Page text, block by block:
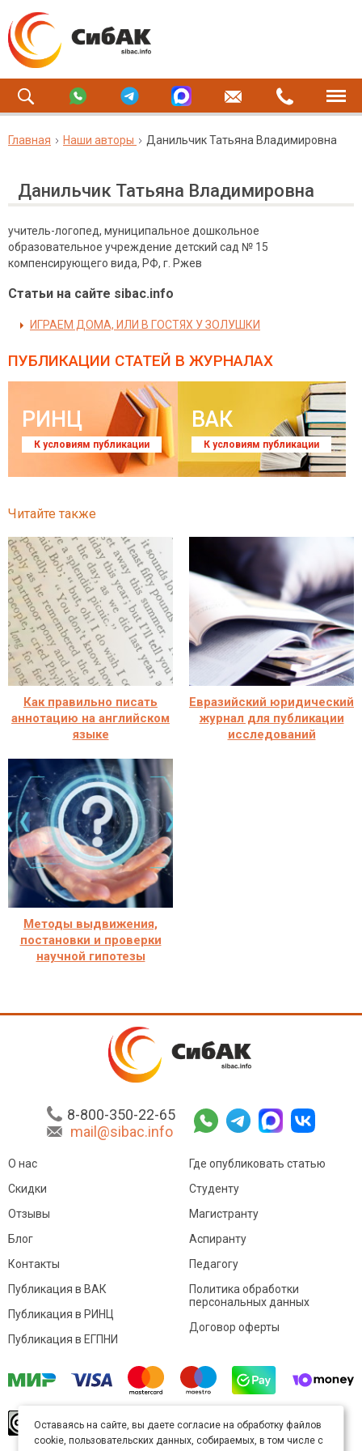
Главная Наши авторы Данильчик Татьяна Владимировна
Данильчик Татьяна Владимировна
учитель-логопед, муниципальное дошкольное
образовательное учреждение детский сад № 15
компенсирующего вида, РФ, г. Ржев
Статьи на сайте sibac.info
ИГРАЕМ ДОМА, ИЛИ В ГОСТЯХ У ЗОЛУШКИ
ПУБЛИКАЦИИ СТАТЕЙ В ЖУРНАЛАХ
РИНЦ
К условиям публикации
ВАК
К условиям публикации
Читайте также
Как правильно писать
аннотацию на английском
языке
Евразийский юридический
журнал для публикации
исследований
Методы выдвижения,
постановки и проверки
научной гипотезы
8-800-350-22-65
mail@sibac.info
О нас
Скидки
Отзывы
Блог
Контакты
Где опубликовать статью
Студенту
Магистранту
Аспиранту
Педагогу
Публикация в ВАК
Публикация в РИНЦ
Публикация в ЕГПНИ
Политика обработки
персональных данных
Договор оферты
произведение доступно полицензии Creative
Commons «Attribution» («Атрибуция») 4.0
Оставаясь на сайте, вы даете согласие на обработку файлов
cookie, пользовательских данных, собираемых, в том числе с